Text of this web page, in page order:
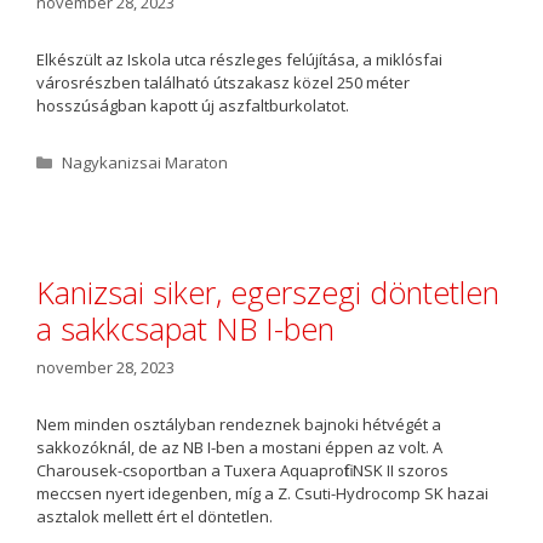
Elkészült az Iskola utca részleges felújítása, a miklósfai
városrészben található útszakasz közel 250 méter
hosszúságban kapott új aszfaltburkolatot.
K
r
i
a
Nagykanizsai Maraton
Kanizsai siker, egerszegi döntetlen
a sakkcsapat NB I-ben
november 28, 2023
Nem minden osztályban rendeznek bajnoki hétvégét a
sakkozóknál, de az NB I-ben a mostani éppen az volt. A
Charousek-csoportban a Tuxera Aquaprofit NSK II szoros
meccsen nyert idegenben, míg a Z. Csuti-Hydrocomp SK hazai
asztalok mellett ért el döntetlen.